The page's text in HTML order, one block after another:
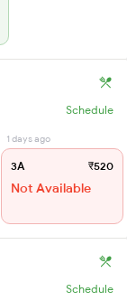
Schedule
1 days ago
3A ₹520
Not Available
Schedule